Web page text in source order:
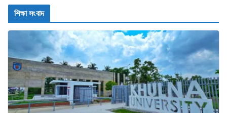
শিক্ষা সংবাদ